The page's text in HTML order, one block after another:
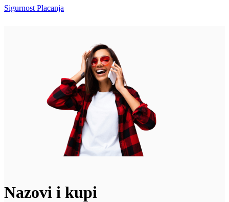
Sigurnost Placanja
Nazovi i kupi